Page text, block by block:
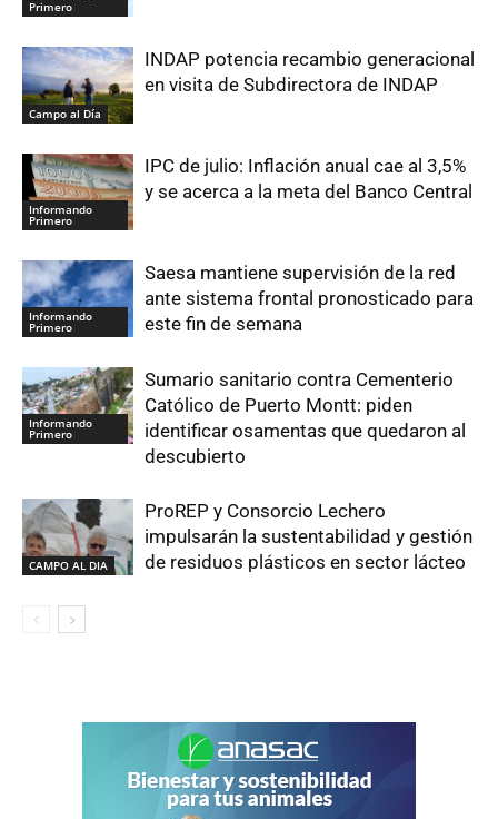
Primero
Campo al Día
INDAP potencia recambio generacional
en visita de Subdirectora de INDAP
Informando
Primero
IPC de julio: Inflación anual cae al 3,5%
y se acerca a la meta del Banco Central
Informando
Primero
Saesa mantiene supervisión de la red
ante sistema frontal pronosticado para
este fin de semana
Informando
Primero
Sumario sanitario contra Cementerio
Católico de Puerto Montt: piden
identificar osamentas que quedaron al
descubierto
CAMPO AL DIA
ProREP y Consorcio Lechero
impulsarán la sustentabilidad y gestión
de residuos plásticos en sector lácteo